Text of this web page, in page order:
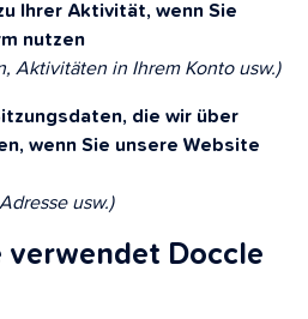
Ihrer Aktivität, wenn Sie
nutzen
Aktivitäten in Ihrem Konto usw.)
die wir über
wenn Sie unsere Website
usw.)
verwendet Doccle